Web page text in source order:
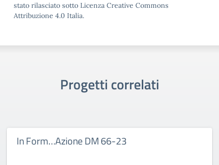
stato rilasciato sotto Licenza Creative Commons
Attribuzione 4.0 Italia.
Progetti correlati
In Form…Azione DM 66-23